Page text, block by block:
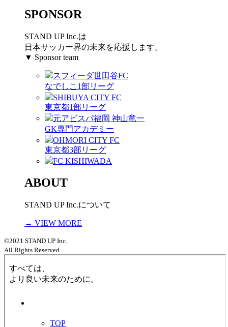
SPONSOR
STAND UP Inc.は
日本サッカー界の未来を応援します。
▼ Sponsor team
スフィーダ世田谷FC
なでしこ1部リーグ
SHIBUYA CITY FC
東京都1部リーグ
元アビスパ福岡 神山竜一
GK専門アカデミー
OHMORI CITY FC
東京都3部リーグ
FC KISHIWADA
ABOUT
STAND UP Inc.について
→ VIEW MORE
©2021 STAND UP Inc.
All Rights Reserved.